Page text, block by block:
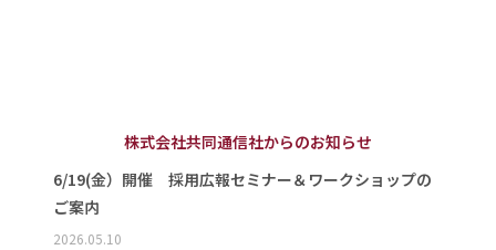
株式会社共同通信社からのお知らせ
6/19(金）開催 採用広報セミナー＆ワークショップの
ご案内
2026.05.10